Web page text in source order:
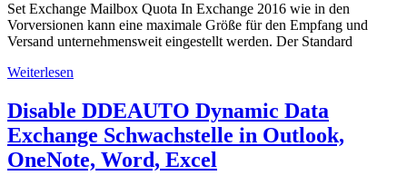
Set Exchange Mailbox Quota In Exchange 2016 wie in den
Vorversionen kann eine maximale Größe für den Empfang und
Versand unternehmensweit eingestellt werden. Der Standard
Weiterlesen
Disable DDEAUTO Dynamic Data
Exchange Schwachstelle in Outlook,
OneNote, Word, Excel